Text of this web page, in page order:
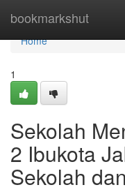
bookmarkshut
Home
Home
1
Sekolah
2 Ibukota
Sekolah